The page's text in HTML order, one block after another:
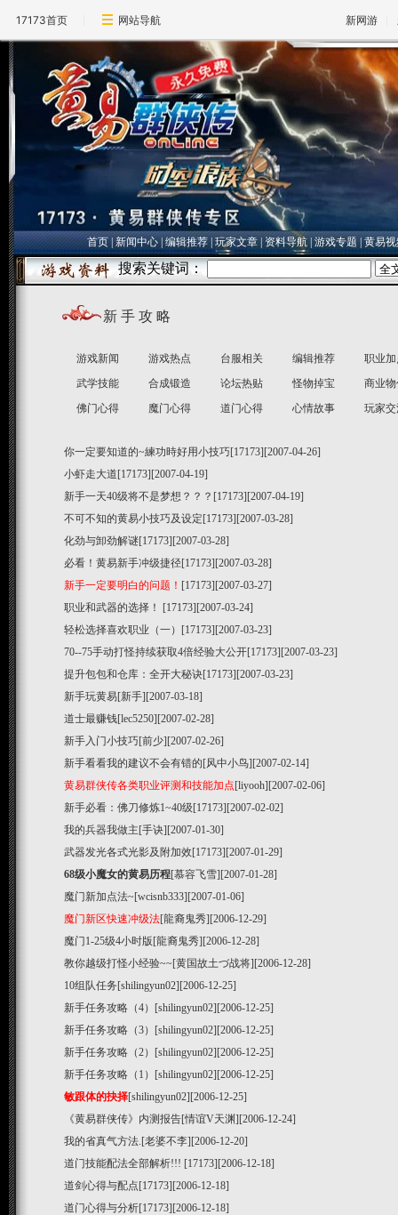
17173首页 网站导航 新网游
首页|新闻中心|编辑推荐|玩家文章|资料导航|游戏专题|黄易
新 手 攻 略
游戏新闻 游戏热点 台服相关 编辑推荐
职业
武学技能
合成锻造 论坛热贴 怪物掉宝
商业
佛门心得
魔门心得 道门心得 心情故事 玩家
你一定要知道的~練功時好用小技巧[17173][2007-04-26]
小虾走大道[17173][2007-04-19]
新手一天40级将不是梦想？？？ [17173][2007-04-19]
不可不知的黄易小技巧及设定[17173][2007-03-28]
化劲与卸劲解谜[17173][2007-03-28]
必看！黄易新手冲级捷径[17173][2007-03-28]
新手一定要明白的问题！ [17173][2007-03-27]
职业和武器的选择！ [17173][2007-03-24]
轻松选择喜欢职业（一） [17173][2007-03-23]
70--75手动打怪持续获取4倍经验大公开[17173][2007-03-23]
提升包包和仓库：全开大秘诀[17173][2007-03-23]
新手玩黄易[新手][2007-03-18]
道士最赚钱[lec5250][2007-02-28]
新手入门小技巧[前少][2007-02-26]
新手看看我的建议不会有错的[风中小鸟][2007-02-14]
黄易群侠传各类职业评测和技能加点[liyooh][2007-02-06]
新手必看：佛刀修炼1~40级[17173][2007-02-02]
我的兵器我做主[手诀][2007-01-30]
武器发光各式光影及附加效[17173][2007-01-29]
68级小魔女的黄易历程[慕容飞雪][2007-01-28]
魔门新加点法~[wcisnb333][2007-01-06]
魔门新区快速冲级法[龍裔鬼秀][2006-12-29]
魔门1-25级4小时版[龍裔鬼秀][2006-12-28]
教你越级打怪小经验~~[黄国故土づ战将][2006-12-28]
10组队任务[shilingyun02][2006-12-25]
新手任务攻略（4） [shilingyun02][2006-12-25]
新手任务攻略（3） [shilingyun02][2006-12-25]
新手任务攻略（2） [shilingyun02][2006-12-25]
新手任务攻略（1） [shilingyun02][2006-12-25]
敏跟体的抉择[shilingyun02][2006-12-25]
《黄易群侠传》内测报告[情谊V天渊][2006-12-24]
我的省真气方法.[老婆不李][2006-12-20]
道门技能配法全部解析!!! [17173][2006-12-18]
道剑心得与配点[17173][2006-12-18]
道门心得与分析[17173][2006-12-18]